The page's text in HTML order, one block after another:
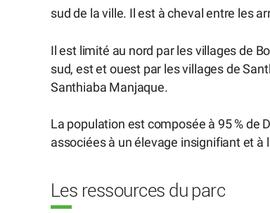
sud de la ville. Il est à cheval entre les
Il est limité au nord par les villages de
sud, est et ouest par les villages de
Santhiaba Manjaque.
La population est composée à 95 % de
associées à un élevage insignifiant et à
Les ressources du parc